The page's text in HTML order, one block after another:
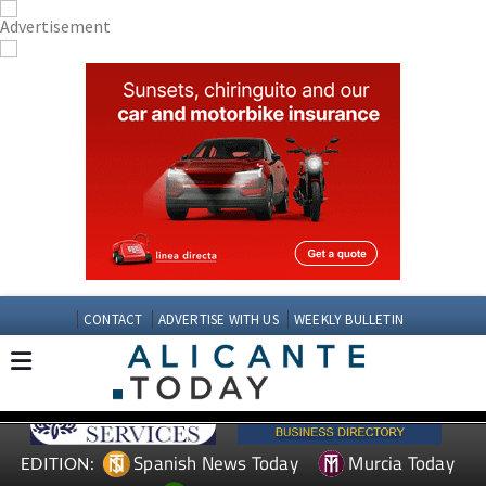
CONTACT ADVERTISE WITH US WEEKLY BULLETIN
EDITION: Spanish News Today
Murcia Today